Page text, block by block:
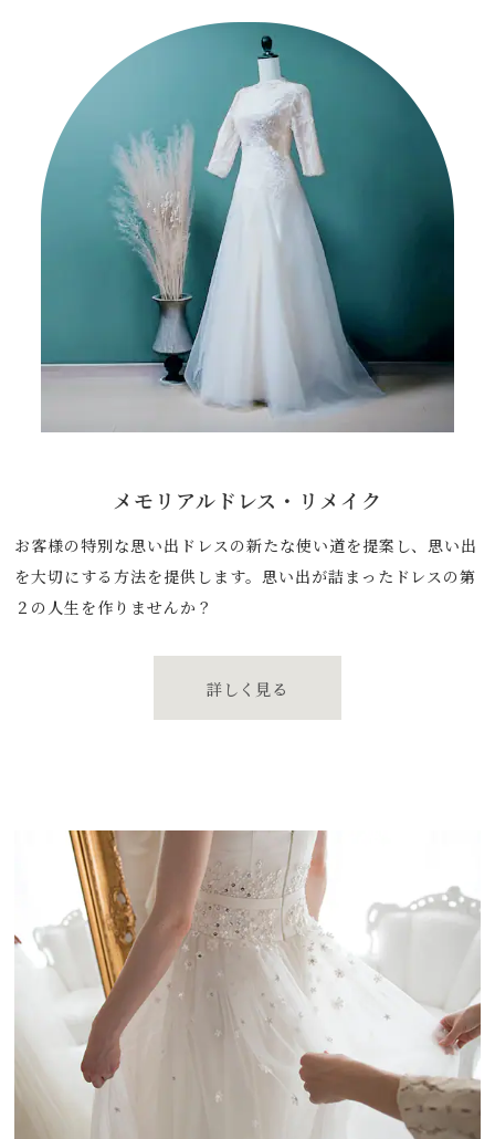
メモリアルドレス・ リメイク
お客様の特別な思い出ドレスの新たな使い道を提案し、思い出
を大切にする方法を提供します。思い出が詰まったドレスの第
２の人生を作りませんか？
詳しく見る